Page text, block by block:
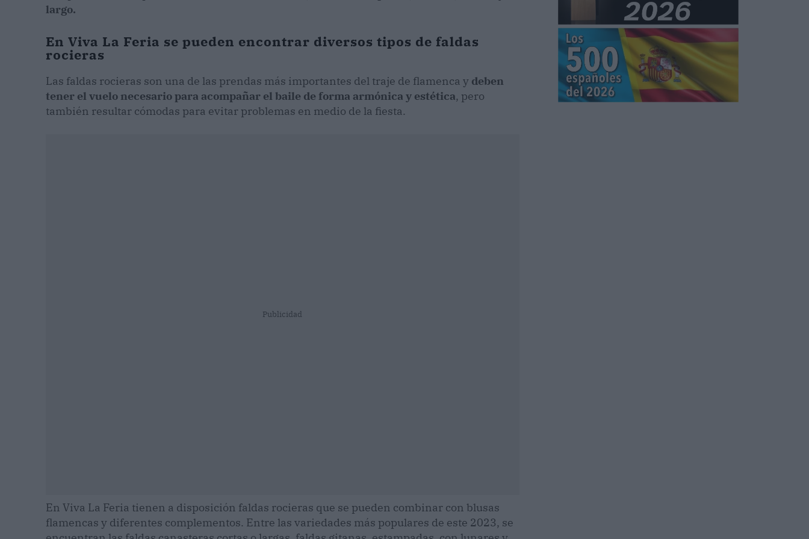
largo.
En Viva La Feria se pueden encontrar diversos tipos de faldas
rocieras
Las faldas rocieras son una de las prendas más importantes del traje de flamenca y deben
tener el vuelo necesario para acompañar el baile de forma armónica y estética, pero
también resultar cómodas para evitar problemas en medio de la fiesta.
Publicidad
En Viva La Feria tienen a disposición faldas rocieras que se pueden combinar con blusas
flamencas y diferentes complementos. Entre las variedades más populares de este 2023, se